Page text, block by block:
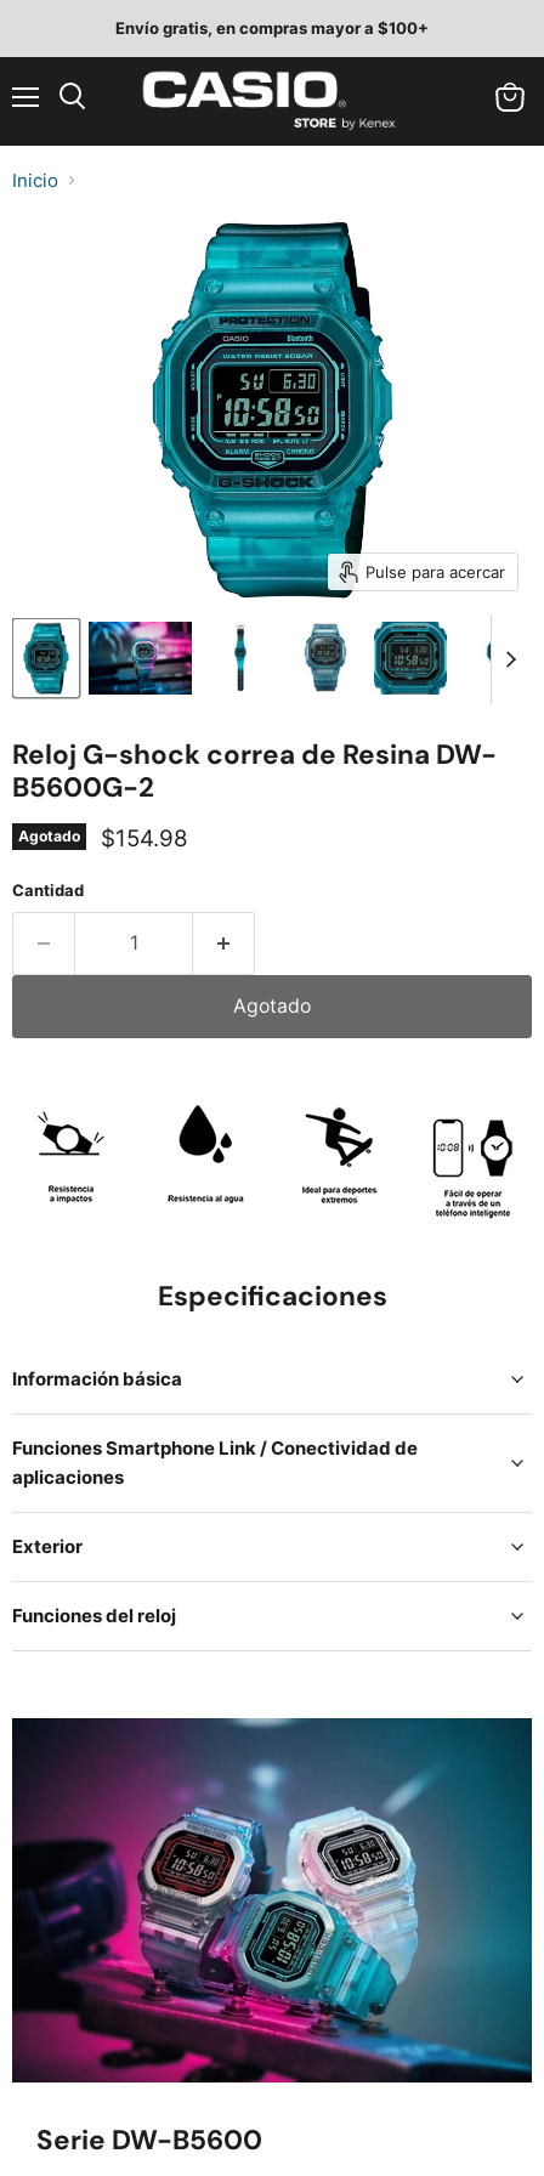
Envío gratis, en compras mayor a $100+
Inicio
Pulse para acercar
Reloj G-shock correa de Resina DW-
B5600G-2
Agotado Precio actual
$154.98
Cantidad
Agotado
Especificaciones
Información básica
Funciones Smartphone Link / Conectividad de
aplicaciones
Exterior
Funciones del reloj
Serie DW-B5600